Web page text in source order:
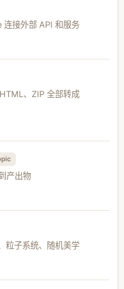
连接外部 API 和服务
、ZIP 全部转成
产出物
粒子系统、随机美学